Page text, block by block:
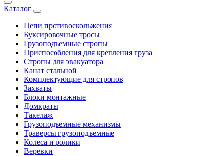
Каталог
Цепи противоскольжения
Буксировочные тросы
Грузоподъемные стропы
Приспособления для крепления груза
Стропы для эвакуатора
Канат стальной
Комплектующие для стропов
Захваты
Блоки монтажные
Домкраты
Такелаж
Грузоподъемные механизмы
Траверсы грузоподъемные
Колеса и ролики
Веревки